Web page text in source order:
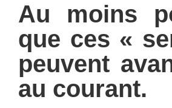
Au moins
que ces «
peuvent
au courant.